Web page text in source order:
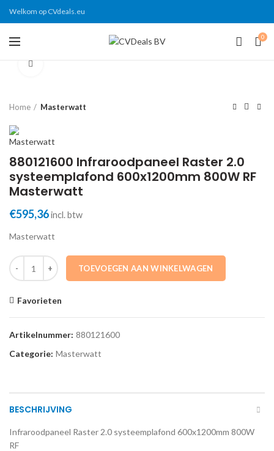
Welkom op CVdeals.eu
0
Home Masterwatt
880121600 Infraroodpaneel Raster 2.0
systeemplafond 600x1200mm 800W RF
Masterwatt
€595,36incl. btw
Masterwatt
880121600 Infraroodpaneel Raster 2.0 systeemplafond
TOEVOEGEN AAN WINKELWAGEN
Favorieten
Artikelnummer: 880121600
Categorie: Masterwatt
BESCHRIJVING
Infraroodpaneel Raster 2.0 systeemplafond 600x1200mm 800W
RF